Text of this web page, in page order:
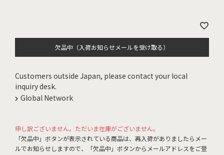
欠品中（入荷お知らせメールを受け取る）
Customers outside Japan, please contact your local
inquiry desk.
Global Network
申し訳ございません。ただいま在庫がございません。
「欠品中」ボタンが表示されている商品は、再入荷がありましたらメー
ルでお知らせしますので、「欠品中」ボタンからメールアドレスをご登